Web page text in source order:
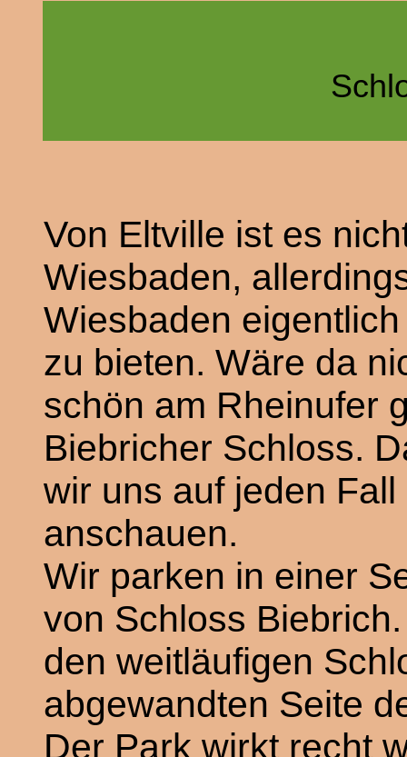
Von Eltville ist es
Wiesbaden,
Wiesbaden
zu bieten. Wäre da
schön am Rheinufer
Biebricher Schloss.
wir uns auf jeden Fall
anschauen.
Wir parken in einer
von Schloss
den weitläufigen
abgewandten Seite
Der Park wirkt recht